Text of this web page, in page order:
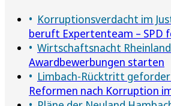
Korruptionsverdacht im
beruft Expertenteam –
Wirtschaftsnacht Rheinland
Awardbewerbungen starten
Limbach-Rücktritt
Reformen nach Korruption